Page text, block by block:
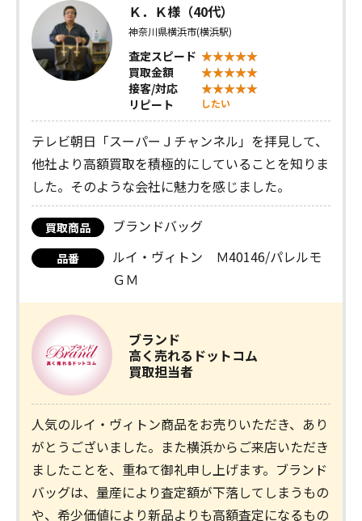
Ｋ．Ｋ様（40代）
神奈川県横浜市(横浜駅)
査定スピード
買取金額
接客/対応
リピート
したい
テレビ朝日「スーパーＪチャンネル」を拝見して、
他社より高額買取を積極的にしていることを知りま
した。そのような会社に魅力を感じました。
買取商品 ブランドバッグ
品番
ルイ・ヴィトン Ｍ40146/パレルモ
ＧＭ
ブランド
高く売れるドットコム
買取担当者
人気のルイ・ヴィトン商品をお売りいただき、あり
がとうございました。また横浜からご来店いただき
ましたことを、重ねて御礼申し上げます。ブランド
バッグは、量産により査定額が下落してしまうもの
や、希少価値により新品よりも高額査定になるもの